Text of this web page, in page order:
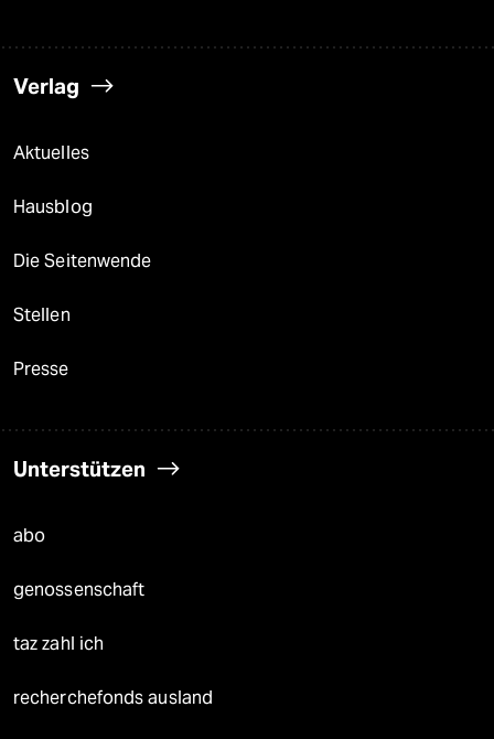
Verlag
Aktuelles
Hausblog
Die Seitenwende
Stellen
Presse
Unterstützen
abo
genossenschaft
taz zahl ich
recherchefonds ausland